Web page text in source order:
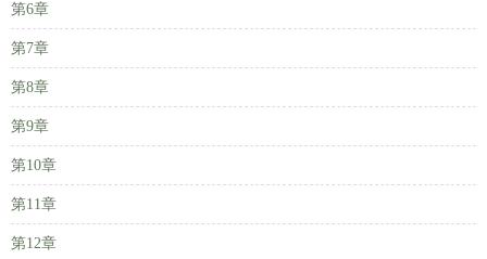
第6章
第7章
第8章
第9章
第10章
第11章
第12章